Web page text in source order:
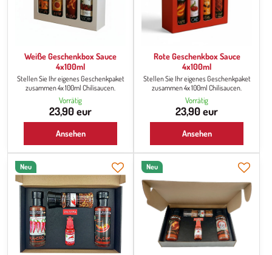
Weiße Geschenkbox Sauce
4x100ml
Stellen Sie Ihr eigenes Geschenkpaket
zusammen 4x 100ml Chilisaucen.
Vorrätig
23,90 eur
Ansehen
Rote Geschenkbox Sauce
4x100ml
Stellen Sie Ihr eigenes Geschenkpaket
zusammen 4x 100ml Chilisaucen.
Vorrätig
23,90 eur
Ansehen
Neu Neu